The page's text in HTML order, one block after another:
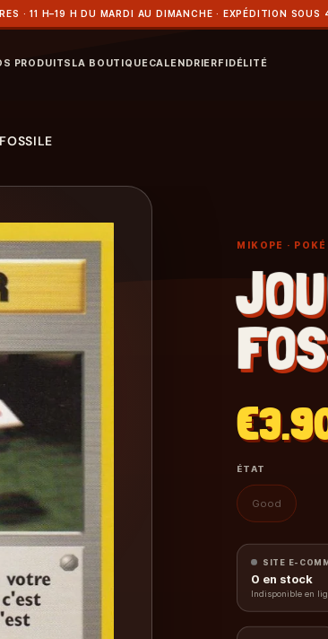
· 11 H–19 H DU MARDI AU DIMANCHE · EXPÉDITION SOUS
PRODUITS LA BOUTIQUECALENDRIERFIDÉLITÉ
MIKOPE ·
ÉTAT
Good
SITE E-
0 en stock
Indisponible en